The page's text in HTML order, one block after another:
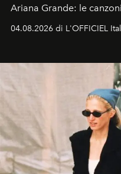
Ariana Grande: le
04.08.2026 di L'OFFICIEL